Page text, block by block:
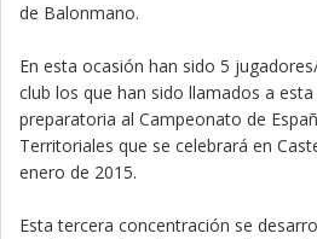
de Balonmano.
En esta ocasión han sido 5
club los que han sido llamados a
preparatoria al Campeonato de
Territoriales que se celebrará en
enero de 2015.
Esta tercera concentración se